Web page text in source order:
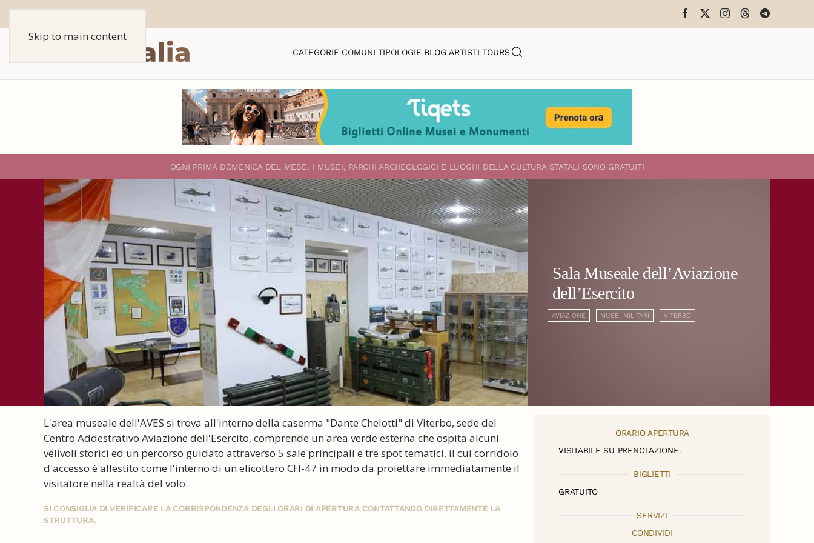
Skip to main content
CATEGORIE COMUNI TIPOLOGIE BLOG ARTISTI TOURS
OGNI PRIMA DOMENICA DEL MESE, I MUSEI, PARCHI ARCHEOLOGICI E LUOGHI DELLA CULTURA STATALI SONO GRATUITI
Sala Museale dell’Aviazione
dell’Esercito
AVIAZIONE MUSEI MILITARI VITERBO
L'area museale dell'AVES si trova all'interno della caserma "Dante Chelotti" di Viterbo, sede del
Centro Addestrativo Aviazione dell'Esercito, comprende un'area verde esterna che ospita alcuni
velivoli storici ed un percorso guidato attraverso 5 sale principali e tre spot tematici, il cui corridoio
d'accesso è allestito come l'interno di un elicottero CH-47 in modo da proiettare immediatamente il
visitatore nella realtà del volo.
SI CONSIGLIA DI VERIFICARE LA CORRISPONDENZA DEGLI ORARI DI APERTURA CONTATTANDO DIRETTAMENTE LA
STRUTTURA.
ORARIO APERTURA
VISITABILE SU PRENOTAZIONE.
BIGLIETTI
GRATUITO
SERVIZI
CONDIVIDI